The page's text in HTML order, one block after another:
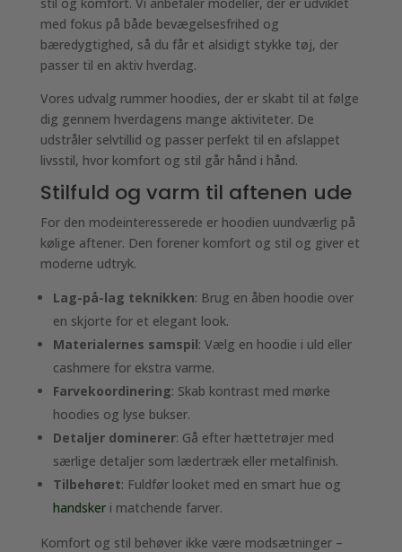
med fokus på både bevægelsesfrihed og
bæredygtighed, så du får et alsidigt stykke tøj, der
passer til en aktiv hverdag.
Vores udvalg rummer hoodies, der er skabt til at følge
dig gennem hverdagens mange aktiviteter. De
udstråler selvtillid og passer perfekt til en afslappet
livsstil, hvor komfort og stil går hånd i hånd.
Stilfuld og varm til aftenen ude
For den modeinteresserede er hoodien uundværlig på
kølige aftener. Den forener komfort og stil og giver et
moderne udtryk.
Lag-på-lag teknikken: Brug en åben hoodie over
en skjorte for et elegant look.
Materialernes samspil: Vælg en hoodie i uld eller
cashmere for ekstra varme.
Farvekoordinering: Skab kontrast med mørke
hoodies og lyse bukser.
Detaljer dominerer: Gå efter hættetrøjer med
særlige detaljer som lædertræk eller metalfinish.
Tilbehøret: Fuldfør looket med en smart hue og
handskeri matchende farver.
Komfort og stil behøver ikke være modsætninger –